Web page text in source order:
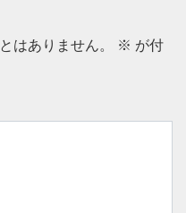
はありません。 ※ が付